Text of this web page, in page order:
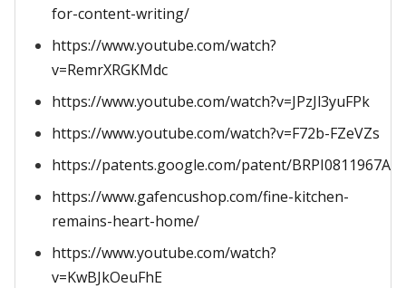
for-content-writing/
https://www.youtube.com/watch?
v=RemrXRGKMdc
https://www.youtube.com/watch?v=JPzJl3yuFPk
https://www.youtube.com/watch?v=F72b-FZeVZs
https://patents.google.com/patent/
https://www.gafencushop.com/fine-kitchen-
remains-heart-home/
https://www.youtube.com/watch?
v=KwBJkOeuFhE